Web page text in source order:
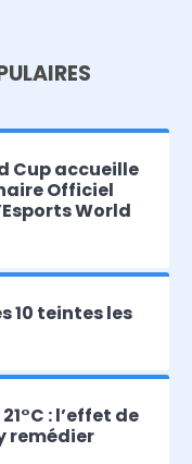
Cup accueille
Officiel
World
10 teintes les
: l’effet de
remédier